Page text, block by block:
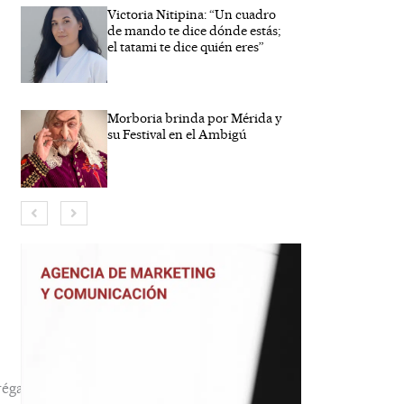
Victoria Nitipina: “Un cuadro
de mando te dice dónde estás;
el tatami te dice quién eres”
Morboria brinda por Mérida y
su Festival en el Ambigú